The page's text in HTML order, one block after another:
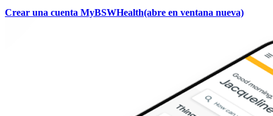
Crear una cuenta MyBSWHealth(abre en ventana nueva)